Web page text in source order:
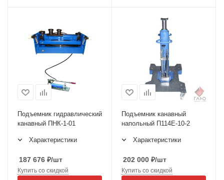
Подъемник гидравлический
канавный ПНК-1-01
Характеристики
187 676 ₽/шт
Купить со скидкой
Подъемник канавный
напольный П114Е-10-2
Характеристики
202 000 ₽/шт
Купить со скидкой